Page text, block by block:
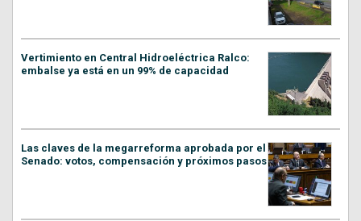
Vertimiento en Central Hidroeléctrica Ralco:
embalse ya está en un 99% de capacidad
Las claves de la megarreforma aprobada por el
Senado: votos, compensación y próximos pasos